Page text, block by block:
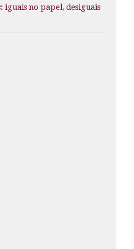
iguais no papel, desiguais